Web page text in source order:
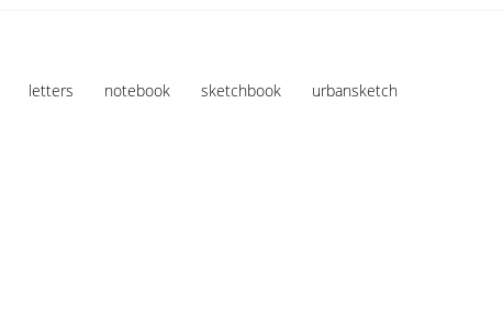
letters notebook sketchbook urbansketch